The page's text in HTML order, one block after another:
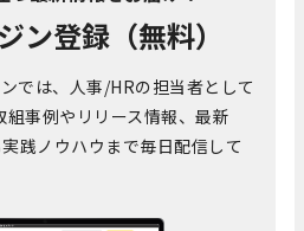
ン登録（無料）
では、人事/HRの担当者として
事例やリリース情報、最新
践ノウハウまで毎日配信して